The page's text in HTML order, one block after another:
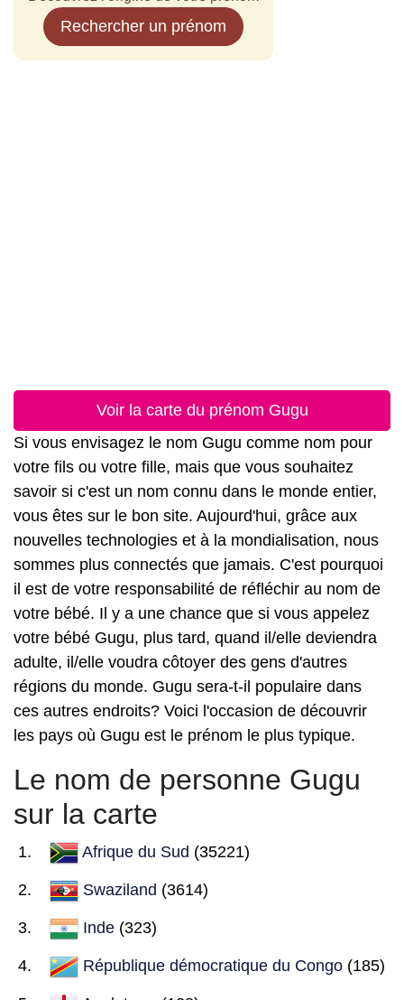
Rechercher un prénom
Voir la carte du prénom Gugu
Si vous envisagez le nom Gugu comme nom pour
votre fils ou votre fille, mais que vous souhaitez
savoir si c'est un nom connu dans le monde entier,
vous êtes sur le bon site. Aujourd'hui, grâce aux
nouvelles technologies et à la mondialisation, nous
sommes plus connectés que jamais. C'est pourquoi
il est de votre responsabilité de réfléchir au nom de
votre bébé. Il y a une chance que si vous appelez
votre bébé Gugu, plus tard, quand il/elle deviendra
adulte, il/elle voudra côtoyer des gens d'autres
régions du monde. Gugu sera-t-il populaire dans
ces autres endroits? Voici l'occasion de découvrir
les pays où Gugu est le prénom le plus typique.
Le nom de personne Gugu
sur la carte
Afrique du Sud (35221)
Swaziland (3614)
Inde (323)
République démocratique du Congo (185)